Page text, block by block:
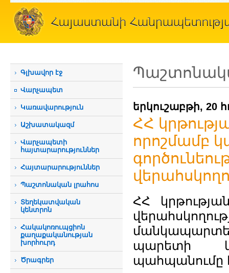
Գլխավոր էջ
Վարչապետ
Կառավարություն
Աշխատակազմ
Վարչապետի
հայտարարություններ
Հայտարարություններ
Պաշտոնական լրահոս
Տեղեկատվական
կենտրոն
Հակակոռուպցիոն
քաղաքականության
խորհուրդ
Ծրագրեր
երկուշաբթի, 20
ՀՀ
որոշմամբ
ՀՀ
պարետի
պահպանումը